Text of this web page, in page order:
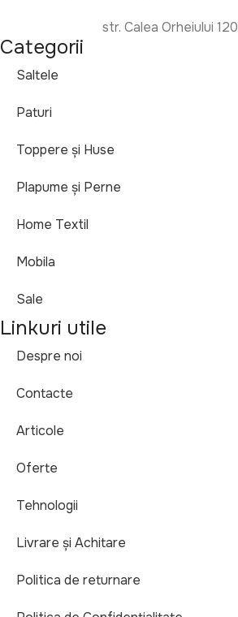
str. Calea Orheiului 120
Categorii
Saltele
Paturi
Toppere și Huse
Plapume și Perne
Home Textil
Mobila
Sale
Linkuri utile
Despre noi
Contacte
Articole
Oferte
Tehnologii
Livrare și Achitare
Politica de returnare